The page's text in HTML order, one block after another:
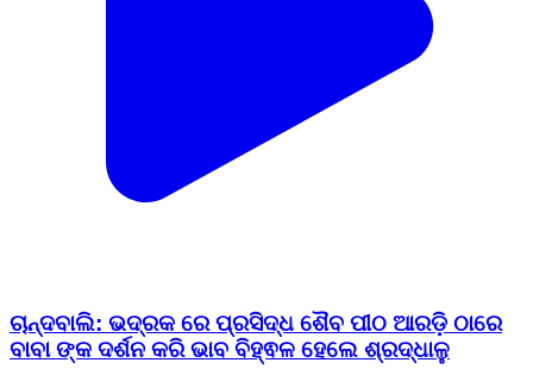
ଚାନ୍ଦବାଲି: ଭଦ୍ରକ ରେ ପ୍ରସିଦ୍ଧ ଶୈବ ପୀଠ ଆରଡ଼ି ଠାରେ
ବାବା ଙ୍କ ଦର୍ଶନ କରି ଭାବ ବିହ୍ଵଳ ହେଲେ ଶ୍ରଦ୍ଧାଳୁ